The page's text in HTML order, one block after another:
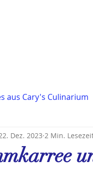
aus Cary's Culinarium
Französische
Dez. 2023 2 Min.